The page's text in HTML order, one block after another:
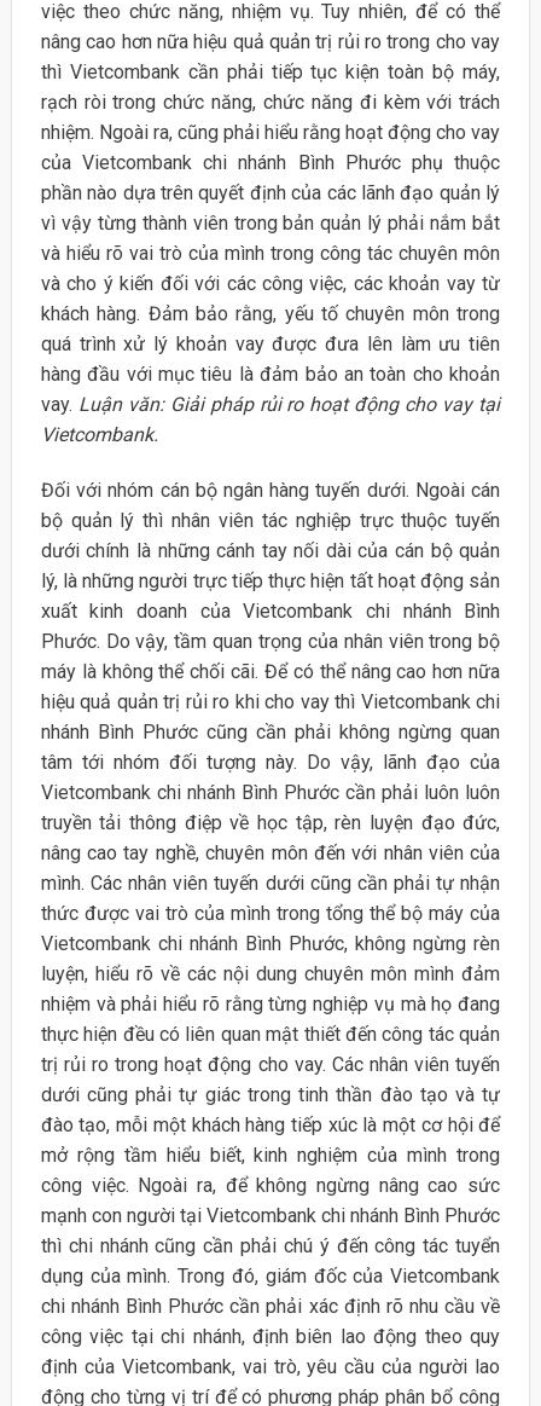
việc theo chức năng, nhiệm vụ. Tuy nhiên, để có thể
nâng cao hơn nữa hiệu quả quản trị rủi ro trong cho vay
thì Vietcombank cần phải tiếp tục kiện toàn bộ máy,
rạch ròi trong chức năng, chức năng đi kèm với trách
nhiệm. Ngoài ra, cũng phải hiểu rằng hoạt động cho vay
của Vietcombank chi nhánh Bình Phước phụ thuộc
phần nào dựa trên quyết định của các lãnh đạo quản lý
vì vậy từng thành viên trong bản quản lý phải nắm bắt
và hiểu rõ vai trò của mình trong công tác chuyên môn
và cho ý kiến đối với các công việc, các khoản vay từ
khách hàng. Đảm bảo rằng, yếu tố chuyên môn trong
quá trình xử lý khoản vay được đưa lên làm ưu tiên
hàng đầu với mục tiêu là đảm bảo an toàn cho khoản
vay. Luận văn: Giải pháp rủi ro hoạt động cho vay tại
Vietcombank.
Đối với nhóm cán bộ ngân hàng tuyến dưới. Ngoài cán
bộ quản lý thì nhân viên tác nghiệp trực thuộc tuyến
dưới chính là những cánh tay nối dài của cán bộ quản
lý, là những người trực tiếp thực hiện tất hoạt động sản
xuất kinh doanh của Vietcombank chi nhánh Bình
Phước. Do vậy, tầm quan trọng của nhân viên trong bộ
máy là không thể chối cãi. Để có thể nâng cao hơn nữa
hiệu quả quản trị rủi ro khi cho vay thì Vietcombank chi
nhánh Bình Phước cũng cần phải không ngừng quan
tâm tới nhóm đối tượng này. Do vậy, lãnh đạo của
Vietcombank chi nhánh Bình Phước cần phải luôn luôn
truyền tải thông điệp về học tập, rèn luyện đạo đức,
nâng cao tay nghề, chuyên môn đến với nhân viên của
mình. Các nhân viên tuyến dưới cũng cần phải tự nhận
thức được vai trò của mình trong tổng thể bộ máy của
Vietcombank chi nhánh Bình Phước, không ngừng rèn
luyện, hiểu rõ về các nội dung chuyên môn mình đảm
nhiệm và phải hiểu rõ rằng từng nghiệp vụ mà họ đang
thực hiện đều có liên quan mật thiết đến công tác quản
trị rủi ro trong hoạt động cho vay. Các nhân viên tuyến
dưới cũng phải tự giác trong tinh thần đào tạo và tự
đào tạo, mỗi một khách hàng tiếp xúc là một cơ hội để
mở rộng tầm hiểu biết, kinh nghiệm của mình trong
công việc. Ngoài ra, để không ngừng nâng cao sức
mạnh con người tại Vietcombank chi nhánh Bình Phước
thì chi nhánh cũng cần phải chú ý đến công tác tuyển
dụng của mình. Trong đó, giám đốc của Vietcombank
chi nhánh Bình Phước cần phải xác định rõ nhu cầu về
công việc tại chi nhánh, định biên lao động theo quy
định của Vietcombank, vai trò, yêu cầu của người lao
động cho từng vị trí để có phương pháp phân bổ công